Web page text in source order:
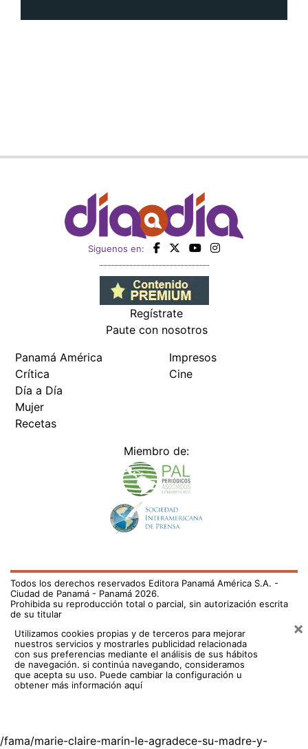
Siguenos en:
Regístrate
Paute con nosotros
Crítica
Día a Día
Mujer
Recetas
Cine
Todos los derechos reservados Editora Panamá América S.A. -
Ciudad de Panamá - Panamá 2026.
Prohibida su reproducción total o parcial, sin autorización escrita
de su titular
Utilizamos cookies propias y de terceros para mejorar
nuestros servicios y mostrarles publicidad relacionada
con sus preferencias mediante el análisis de sus hábitos
de navegación. si continúa navegando, consideramos
que acepta su uso.Puede cambiar la configuración u
obtener más información aquí
seguidores-por-el-apoyo-732976